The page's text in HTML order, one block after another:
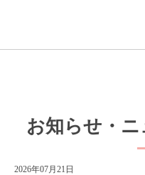
お知らせ・
2026年07月21日